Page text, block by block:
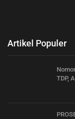
Artikel Populer
TDP,